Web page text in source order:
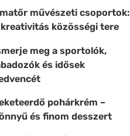
művészeti csoportok:
kreativitás közösségi tere
meg a sportolók,
és idősek
pohárkrém –
és finom desszert